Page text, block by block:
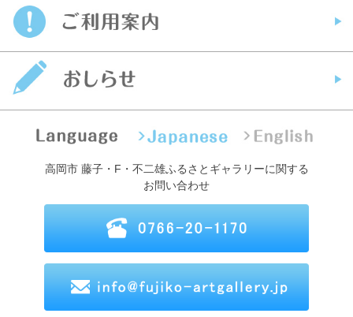
高岡市 藤子・F・不二雄ふるさとギャラリーに関する
お問い合わせ